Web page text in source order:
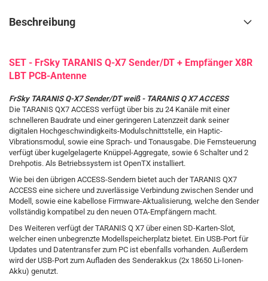
Beschreibung
SET - FrSky TARANIS Q-X7 Sender/DT + Empfänger X8R
LBT PCB-Antenne
FrSky TARANIS Q-X7 Sender/DT weiß - TARANIS Q X7 ACCESS
Die TARANIS QX7 ACCESS verfügt über bis zu 24 Kanäle mit einer
schnelleren Baudrate und einer geringeren Latenzzeit dank seiner
digitalen Hochgeschwindigkeits-Modulschnittstelle, ein Haptic-
Vibrationsmodul, sowie eine Sprach- und Tonausgabe. Die Fernsteuerung
verfügt über kugelgelagerte Knüppel-Aggregate, sowie 6 Schalter und 2
Drehpotis. Als Betriebssystem ist OpenTX installiert.
Wie bei den übrigen ACCESS-Sendern bietet auch der TARANIS QX7
ACCESS eine sichere und zuverlässige Verbindung zwischen Sender und
Modell, sowie eine kabellose Firmware-Aktualisierung, welche den Sender
vollständig kompatibel zu den neuen OTA-Empfängern macht.
Des Weiteren verfügt der TARANIS Q X7 über einen SD-Karten-Slot,
welcher einen unbegrenzte Modellspeicherplatz bietet. Ein USB-Port für
Updates und Datentransfer zum PC ist ebenfalls vorhanden. Außerdem
wird der USB-Port zum Aufladen des Senderakkus (2x 18650 Li-Ionen-
Akku) genutzt.